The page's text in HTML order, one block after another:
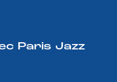
Paris Jazz